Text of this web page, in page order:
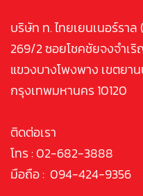
บริษัท ท. ไทยเยนเนอร์ราล
269/2 ซอยโชคชัยจงจำเ
แขวงบางโพงพาง เขตยาน
กรุงเทพมหานคร 10120
ติดต่อเรา
โทร : 02-682-3888
มือถือ : 094-424-9356